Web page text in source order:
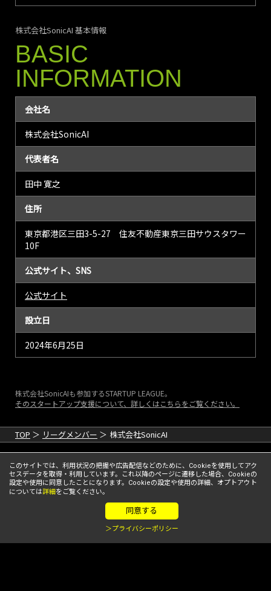
株式会社SonicAI 基本情報
BASIC
INFORMATION
会社名
株式会社SonicAI
代表者名
田中 寛之
住所
東京都港区三田3-5-27 住友不動産東京三田サウスタワー
10F
公式サイト、SNS
公式サイト
設立日
2024年6月25日
株式会社SonicAIも参加するSTARTUP LEAGUE。
そのスタートアップ支援について、詳しくはこちらをご覧ください。
TOP リーグメンバー 株式会社SonicAI
このサイトでは、利用状況の把握や広告配信などのために、Cookieを使用してアク
セスデータを取得・利用しています。これ以降のページに遷移した場合、Cookieの
設定や使用に同意したことになります。Cookieの設定や使用の詳細、オプトアウト
については詳細をご覧ください。
同意する
＞プライバシーポリシー